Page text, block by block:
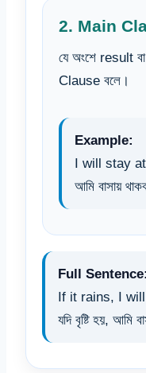
2. Main
যে অংশে result
Clause বলে।
Example:
I will stay
আমি বাসায়
Full Sentence:
If it rains, I
যদি বৃষ্টি হয়, আমি